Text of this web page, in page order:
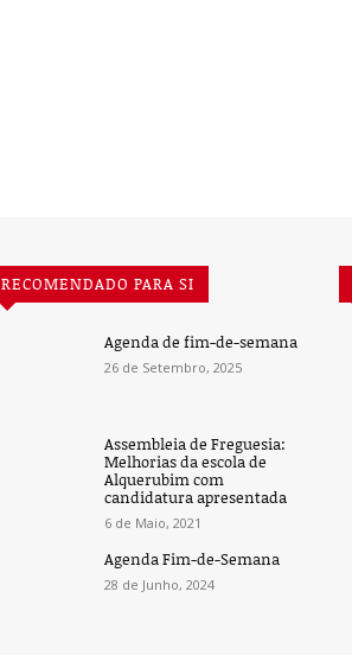
RECOMENDADO PARA SI
Agenda de fim-de-semana
26 de Setembro, 2025
Assembleia de Freguesia:
Melhorias da escola de
Alquerubim com
candidatura apresentada
6 de Maio, 2021
Agenda Fim-de-Semana
28 de Junho, 2024